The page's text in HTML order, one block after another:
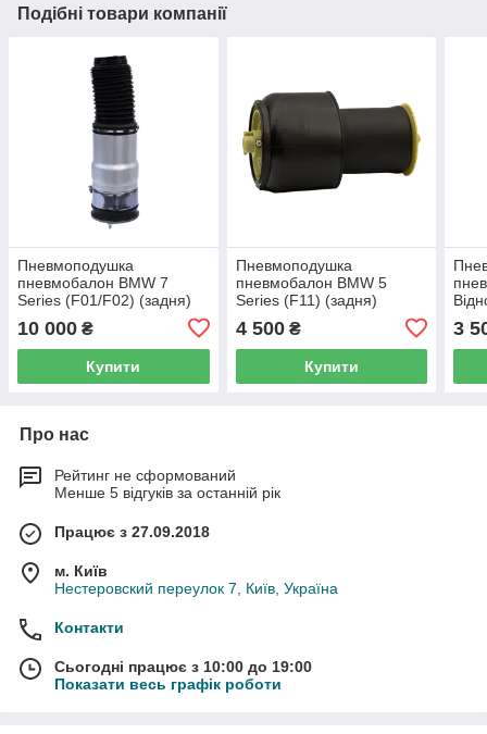
Подібні товари компанії
Пневмоподушка
пневмобалон BMW 7
Series (F01/F02) (задня)
10 000 ₴
Купити
Пневмоподушка
пневмобалон BMW 5
Series (F11) (задня)
4 500₴
Купити
3
Про нас
Рейтинг не сформований
Менше 5 відгуків за останній рік
Працює з 27.09.2018
м. Київ
Нестеровский переулок 7, Київ, Україна
Контакти
Сьогодні працює з 10:00 до 19:00
Показати весь графік роботи